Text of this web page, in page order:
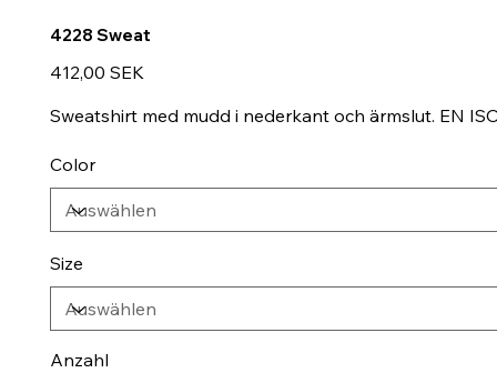
4228 Sweat
Preis
412,00 SEK
Sweatshirt med mudd i nederkant och ärmslut. EN
Color
Size
Anzahl